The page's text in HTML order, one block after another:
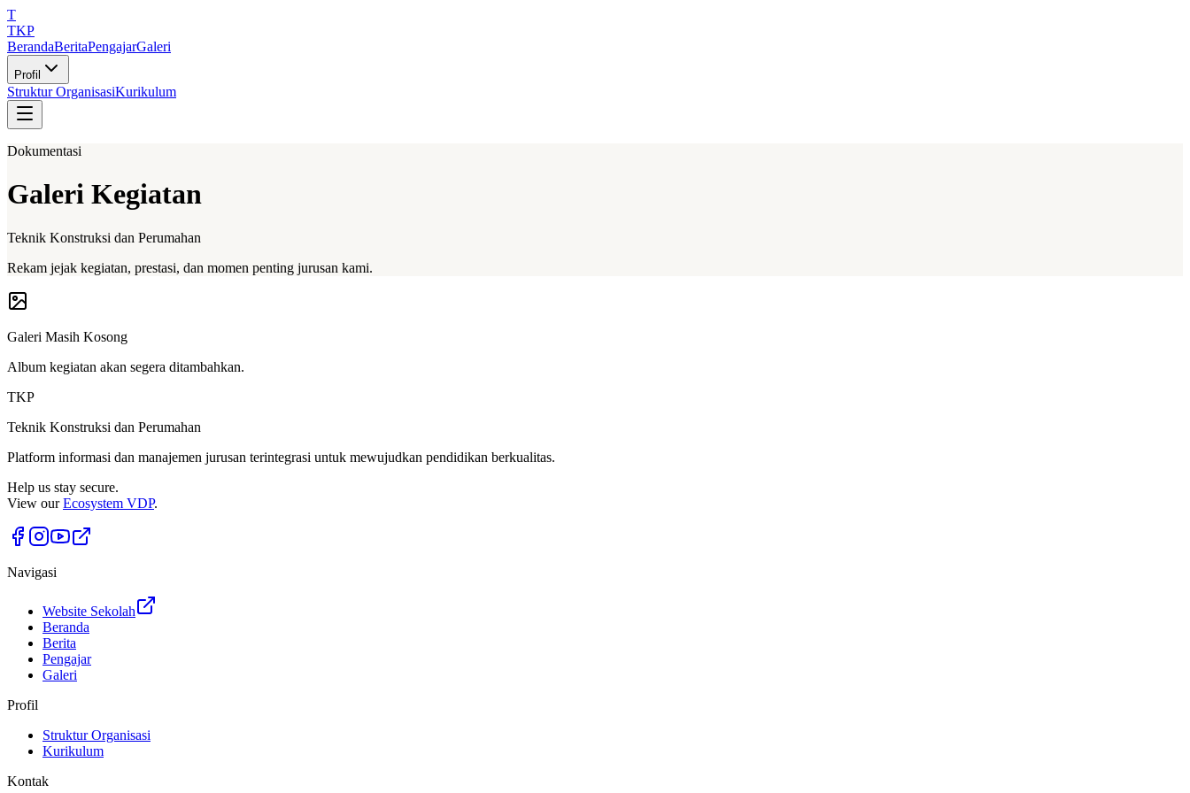
T
TKP
BerandaBeritaPengajarGaleri
Profil
Struktur OrganisasiKurikulum
Dokumentasi
Galeri Kegiatan
Teknik Konstruksi dan Perumahan
Rekam jejak kegiatan, prestasi, dan momen penting jurusan kami.
Galeri Masih Kosong
Album kegiatan akan segera ditambahkan.
TKP
Teknik Konstruksi dan Perumahan
Platform informasi dan manajemen jurusan terintegrasi untuk mewujudkan pendidikan berkualitas.
Help us stay secure.
View our Ecosystem VDP.
Navigasi
Website Sekolah
Beranda
Berita
Pengajar
Galeri
Profil
Struktur Organisasi
Kurikulum
Kontak